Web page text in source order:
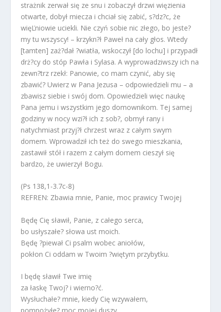
strażnik zerwał się ze snu i zobaczył drzwi więzienia
otwarte, dobył miecza i chciał się zabić, s?dz?c, że
więĽniowie uciekli. Nie czyń sobie nic złego, bo jeste?
my tu wszyscy! – krzykn?ł Paweł na cały głos. Wtedy
[tamten] zaż?dał ?wiatła, wskoczył [do lochu] i przypadł
drż?cy do stóp Pawła i Sylasa. A wyprowadziwszy ich na
zewn?trz rzekł: Panowie, co mam czynić, aby się
zbawić? Uwierz w Pana Jezusa – odpowiedzieli mu – a
zbawisz siebie i swój dom. Opowiedzieli więc naukę
Pana jemu i wszystkim jego domownikom. Tej samej
godziny w nocy wzi?ł ich z sob?, obmył rany i
natychmiast przyj?ł chrzest wraz z całym swym
domem. Wprowadził ich też do swego mieszkania,
zastawił stół i razem z całym domem cieszył się
bardzo, że uwierzył Bogu.
(Ps 138,1-3.7c-8)
REFREN: Zbawia mnie, Panie, moc prawicy Twojej
Będę Cię sławił, Panie, z całego serca,
bo usłyszałe? słowa ust moich.
Będę ?piewał Ci psalm wobec aniołów,
pokłon Ci oddam w Twoim ?więtym przybytku.
I będę sławił Twe imię
za łaskę Twoj? i wierno?ć.
Wysłuchałe? mnie, kiedy Cię wzywałem,